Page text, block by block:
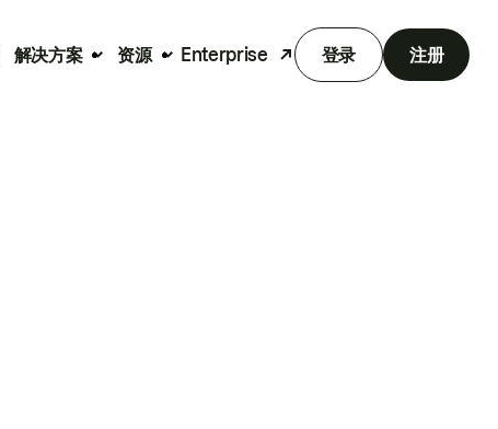
解决方案 资源 Enterprise 登录 注册